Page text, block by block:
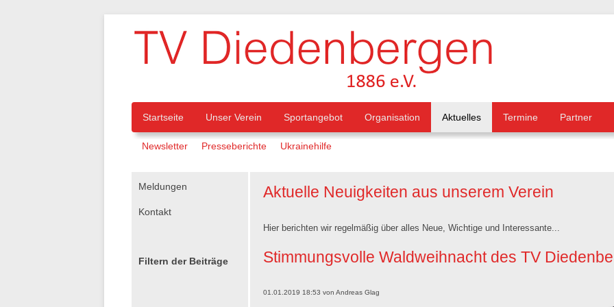
Navigation
überspringen
Startseite Unser Verein Sportangebot Organisation Aktuelles Termine Partner
Navigation
Newsletter Presseberichte Ukrainehilfe
Aktuelle Neuigkeiten aus unserem Verein
Hier berichten wir regelmäßig über alles Neue, Wichtige und Interessante...
Stimmungsvolle Waldweihnacht des TV
01.01.2019 18:53 von Andreas Glag
Navigation
Meldungen
Kontakt
Filtern der Beiträge